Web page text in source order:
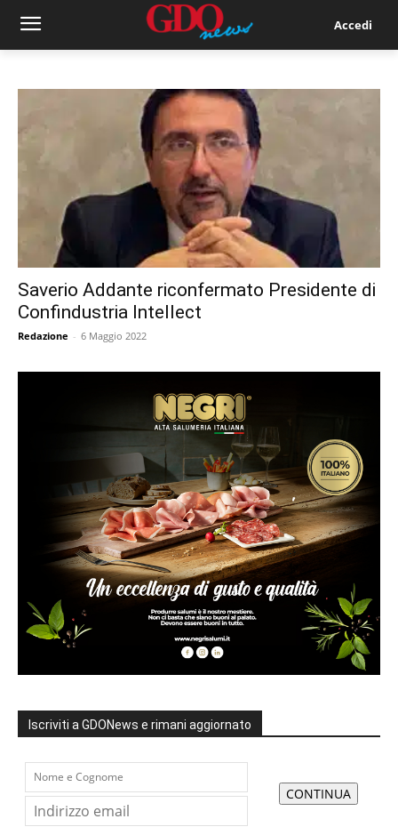
Accedi
Saverio Addante riconfermato Presidente di
Confindustria Intellect
Redazione - 6 Maggio 2022
Iscriviti a GDONews e rimani aggiornato